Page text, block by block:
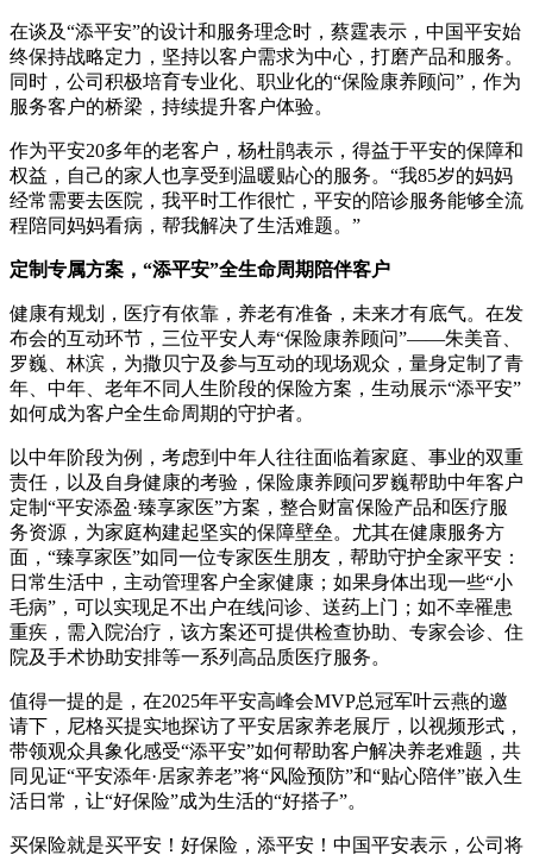
在谈及“添平安”的设计和服务理念时，蔡霆表示，中国平安始
终保持战略定力，坚持以客户需求为中心，打磨产品和服务。
同时，公司积极培育专业化、职业化的“保险康养顾问”，作为
服务客户的桥梁，持续提升客户体验。
作为平安20多年的老客户，杨杜鹃表示，得益于平安的保障和
权益，自己的家人也享受到温暖贴心的服务。“我85岁的妈妈
经常需要去医院，我平时工作很忙，平安的陪诊服务能够全流
程陪同妈妈看病，帮我解决了生活难题。”
定制专属方案，“添平安”全生命周期陪伴客户
健康有规划，医疗有依靠，养老有准备，未来才有底气。在发
布会的互动环节，三位平安人寿“保险康养顾问”——朱美音、
罗巍、林滨，为撒贝宁及参与互动的现场观众，量身定制了青
年、中年、老年不同人生阶段的保险方案，生动展示“添平安”
如何成为客户全生命周期的守护者。
以中年阶段为例，考虑到中年人往往面临着家庭、事业的双重
责任，以及自身健康的考验，保险康养顾问罗巍帮助中年客户
定制“平安添盈·臻享家医”方案，整合财富保险产品和医疗服
务资源，为家庭构建起坚实的保障壁垒。尤其在健康服务方
面，“臻享家医”如同一位专家医生朋友，帮助守护全家平安：
日常生活中，主动管理客户全家健康；如果身体出现一些“小
毛病”，可以实现足不出户在线问诊、送药上门；如不幸罹患
重疾，需入院治疗，该方案还可提供检查协助、专家会诊、住
院及手术协助安排等一系列高品质医疗服务。
值得一提的是，在2025年平安高峰会MVP总冠军叶云燕的邀
请下，尼格买提实地探访了平安居家养老展厅，以视频形式，
带领观众具象化感受“添平安”如何帮助客户解决养老难题，共
同见证“平安添年·居家养老”将“风险预防”和“贴心陪伴”嵌入生
活日常，让“好保险”成为生活的“好搭子”。
买保险就是买平安！好保险，添平安！中国平安表示，公司将